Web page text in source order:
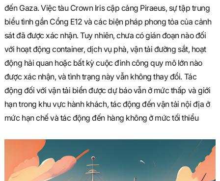
đến Gaza. Việc tàu Crown Iris cập cảng Piraeus, sự tập trung
biểu tình gần Cổng E12 và các biện pháp phong tỏa của cảnh
sát đã được xác nhận. Tuy nhiên, chưa có gián đoạn nào đối
với hoạt động container, dịch vụ phà, vận tải đường sắt, hoạt
động hải quan hoặc bất kỳ cuộc đình công quy mô lớn nào
được xác nhận, và tình trạng này vẫn không thay đổi. Tác
động đối với vận tải biển được dự báo vẫn ở mức thấp và giới
hạn trong khu vực hành khách, tác động đến vận tải nội địa ở
mức hạn chế và tác động đến hàng không ở mức tối thiểu